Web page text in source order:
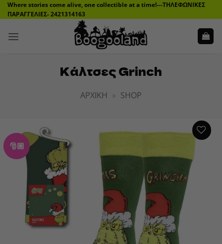
Μετάβαση
στο
Where stories come alive, one collectible at a time!---ΤΗΛΕΦΩΝΙΚΕΣ
ΠΑΡΑΓΓΕΛΙΕΣ- 2421314163
Κάλτσες Grinch
ΑΡΧΙΚΉ » SHOP
🎅🏼
WISHLIST